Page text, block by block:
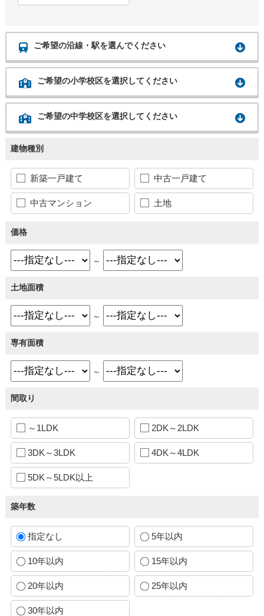
ご希望の沿線・駅を選んでください
ご希望の小学校区を選択してください
ご希望の中学校区を選択してください
建物種別
新築一戸建て 中古一戸建て
中古マンション 土地
価格
～
土地面積
～
専有面積
～
間取り
～1LDK 2DK～2LDK
3DK～3LDK 4DK～4LDK
5DK～5LDK以上
築年数
指定なし 5年以内
10年以内 15年以内
20年以内 25年以内
30年以内